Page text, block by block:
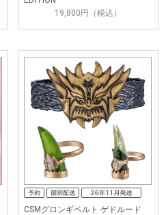
19,800円（税込）
CSMグロンギベルト ゲドルード